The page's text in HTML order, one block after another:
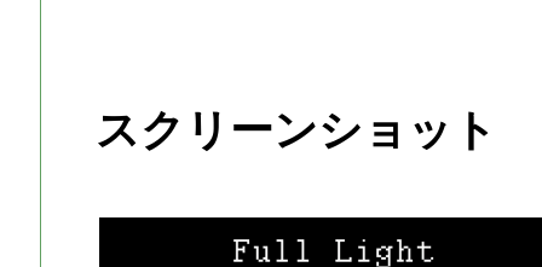
スクリーンショット